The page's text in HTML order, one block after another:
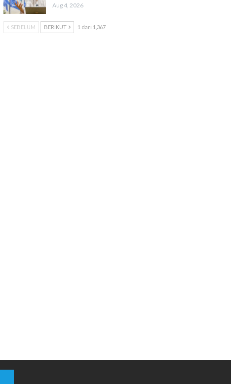
Aug 4, 2026
SEBELUM BERIKUT 1 dari 1,367